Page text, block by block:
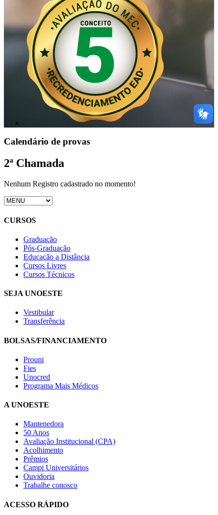
Calendário de provas
2ª Chamada
Nenhum Registro cadastrado no momento!
CURSOS
Graduação
Pós-Graduação
Educação a Distância
Cursos Livres
Cursos Técnicos
SEJA UNOESTE
Vestibular
Transferência
BOLSAS/FINANCIAMENTO
Prouni
Fies
Unocred
Programa Mais Médicos
A UNOESTE
Mantenedora
50 Anos
Avaliação Institucional (CPA)
Acolhimento
Prêmios
Campi Universitários
Ouvidoria
Trabalhe conosco
ACESSO RÁPIDO